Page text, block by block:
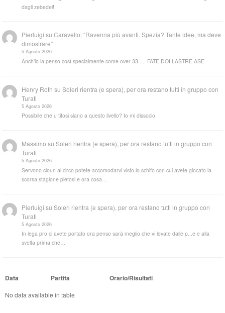
dagli zebedei!
Pierluigi suCaravello: “Ravenna più avanti. Spezia? Tante idee, ma deve
dimostrare”
5 Agosto 2026
Anch'io la penso così specialmente come over 33..... FATE DOI LASTRE ASE
Henry Roth suSoleri rientra (e spera), per ora restano tutti in gruppo con
Turati
5 Agosto 2026
Possibile che u tifosi siano a questo livello? Io mi dissocio.
Massimo suSoleri rientra (e spera), per ora restano tutti in gruppo con
Turati
5 Agosto 2026
Servono cloun al circo potete accomodarvi visto lo schifo con cui avete giocato la
scorsa stagione pietosi e ora cosa…
Pierluigi suSoleri rientra (e spera), per ora restano tutti in gruppo con
Turati
5 Agosto 2026
In lega pro ci avete portato ora penso sarà meglio che vi levate dalle p...e e alla
svelta prima che…
Data Partita Orario/Risultati
No data available in table